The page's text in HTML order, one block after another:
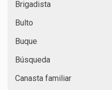
Brigadista
Bulto
Buque
Búsqueda
Canasta familiar